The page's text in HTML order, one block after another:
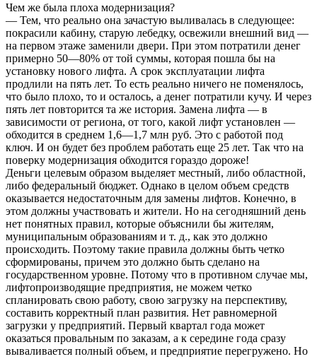
Чем же была плоха модернизация?
— Тем, что реально она зачастую выливалась в следующее:
покрасили кабину, старую лебедку, освежили внешний вид —
на первом этаже заменили двери. При этом потратили денег
примерно 50—80% от той суммы, которая пошла бы на
установку нового лифта. А срок эксплуатации лифта
продлили на пять лет. То есть реально ничего не поменялось,
что было плохо, то и осталось, а денег потратили кучу. И через
пять лет повторится та же история. Замена лифта — в
зависимости от региона, от того, какой лифт установлен —
обходится в среднем 1,6—1,7 млн руб. Это с работой под
ключ. И он будет без проблем работать еще 25 лет. Так что на
поверку модернизация обходится гораздо дороже!
Деньги целевым образом выделяет местный, либо областной,
либо федеральный бюджет. Однако в целом объем средств
оказывается недостаточным для замены лифтов. Конечно, в
этом должны участвовать и жители. Но на сегодняшний день
нет понятных правил, которые объяснили бы жителям,
муниципальным образованиям и т. д., как это должно
происходить. Поэтому такие правила должны быть четко
сформированы, причем это должно быть сделано на
государственном уровне. Потому что в противном случае мы,
лифтопроизводящие предприятия, не можем четко
спланировать свою работу, свою загрузку на перспективу,
составить корректный план развития. Нет равномерной
загрузки у предприятий. Первый квартал года может
оказаться провальным по заказам, а к середине года сразу
вываливается полный объем, и предприятие перегружено. Но